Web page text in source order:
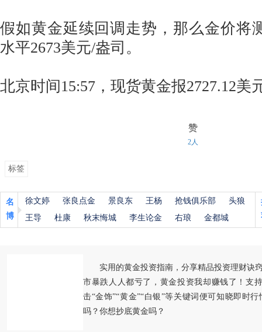
假如黄金延续回调走势，那么金价将
水平2673美元/盎司。
北京时间15:57，现货黄金报2727.12美
赞
2人
标签
名
博
徐文婷 张良点金 景良东 王杨 抢钱俱乐部
头狼
王导
杜康 秋末悔城 李生论金 右琅 金都城
实用的黄金投资指南，分享精品投资理财诀
市暴跌人人都亏了，黄金投资我却赚钱了！支
击“金饰”“黄金”“白银”等关键词便可知晓即时
吗？你想抄底黄金吗？